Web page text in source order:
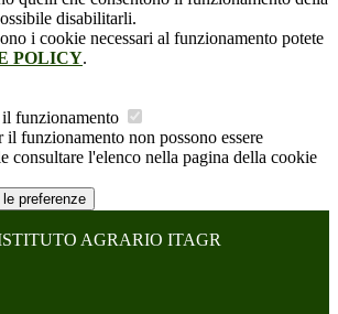
disabilitarli.
i cookie necessari al funzionamento potete
POLICY.
funzionamento
il funzionamento non possono essere
consultare l'elenco nella pagina della cookie
preferenze
AGRARIO ITAGR